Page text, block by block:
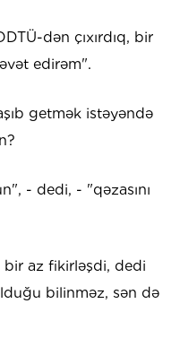
dən çıxırdıq, bir
edirəm".
getmək istəyəndə
- dedi, - "qəzasını
bir az fikirləşdi, dedi
bilinməz, sən də